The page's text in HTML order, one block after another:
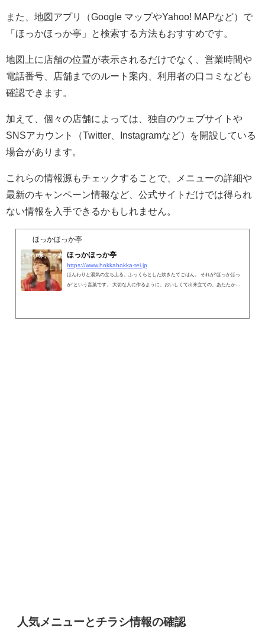
また、地図アプリ（Google マップやYahoo! MAPなど）で
「ほっかほっか亭」と検索する方法もおすすめです。
地図上に店舗の位置が表示されるだけでなく、営業時間や
電話番号、店舗までのルート案内、利用者の口コミなども
確認できます。
加えて、個々の店舗によっては、独自のウェブサイトや
SNSアカウント（Twitter、Instagramなど）を開設している
場合があります。
これらの情報源もチェックすることで、メニューの詳細や
最新のキャンペーン情報など、公式サイトだけでは得られ
ない情報を入手できるかもしれません。
ほっかほっか亭
ほっかほっか亭
https://www.hokkahokka-tei.jp
ほんわりと湯気の立ち上る、ふっくらとした炊きたてごはん。 それが“ほっかほっ
か”という言葉です。 大切な人に作るように、おいしくて出来立ての、あたたかい
人気メニューとチラシ情報の確認